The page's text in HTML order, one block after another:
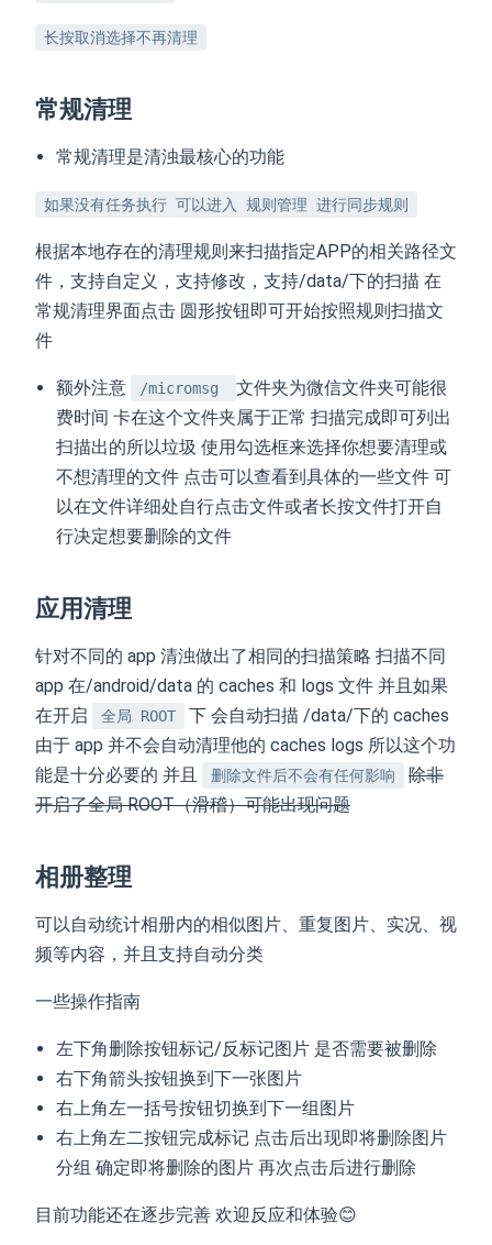
长按取消选择不再清理
常规清理
常规清理是清浊最核心的功能
如果没有任务执行 可以进入 规则管理 进行同步规则
根据本地存在的清理规则来扫描指定APP的相关路径文
件，支持自定义，支持修改，支持/data/下的扫描 在
常规清理界面点击 圆形按钮即可开始按照规则扫描文
件
额外注意 /micromsg
文件夹为微信文件夹可能很
费时间 卡在这个文件夹属于正常 扫描完成即可列出
扫描出的所以垃圾 使用勾选框来选择你想要清理或
不想清理的文件 点击可以查看到具体的一些文件 可
以在文件详细处自行点击文件或者长按文件打开自
行决定想要删除的文件
应用清理
针对不同的 app 清浊做出了相同的扫描策略 扫描不同
app 在/android/data 的 caches 和 logs 文件 并且如果
在开启
全局 ROOT
下 会自动扫描 /data/下的 caches
由于 app 并不会自动清理他的 caches logs 所以这个功
能是十分必要的 并且
删除文件后不会有任何影响
除非
开启了全局 ROOT（滑稽）可能出现问题
相册整理
可以自动统计相册内的相似图片、重复图片、实况、视
频等内容，并且支持自动分类
一些操作指南
左下角删除按钮标记/反标记图片 是否需要被删除
右下角箭头按钮换到下一张图片
右上角左一括号按钮切换到下一组图片
右上角左二按钮完成标记 点击后出现即将删除图片
分组 确定即将删除的图片 再次点击后进行删除
目前功能还在逐步完善 欢迎反应和体验😊